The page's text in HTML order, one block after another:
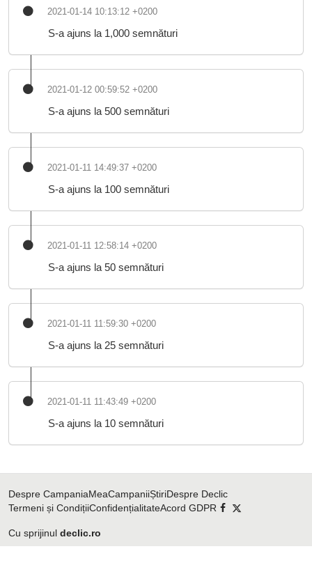
2021-01-14 10:13:12 +0200
S-a ajuns la 1,000 semnături
2021-01-12 00:59:52 +0200
S-a ajuns la 500 semnături
2021-01-11 14:49:37 +0200
S-a ajuns la 100 semnături
2021-01-11 12:58:14 +0200
S-a ajuns la 50 semnături
2021-01-11 11:59:30 +0200
S-a ajuns la 25 semnături
2021-01-11 11:43:49 +0200
S-a ajuns la 10 semnături
Despre CampaniaMeaCampaniiȘtiriDespre Declic
Termeni și CondițiiConfidențialitateAcord GDPR
Cu sprijinul declic.ro